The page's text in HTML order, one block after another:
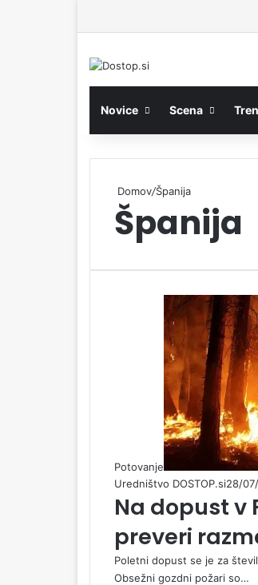
Novice Scena
Domov/Španija
Španija
Potovanje
Uredništvo DOSTOP.si28/
Na dopust v
preveri
Poletni dopust se je za
Obsežni gozdni požari so…